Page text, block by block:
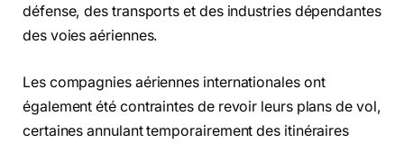
défense, des transports et des industries dépendantes
des voies aériennes.
Les compagnies aériennes internationales ont
également été contraintes de revoir leurs plans de vol,
certaines annulant temporairement des itinéraires